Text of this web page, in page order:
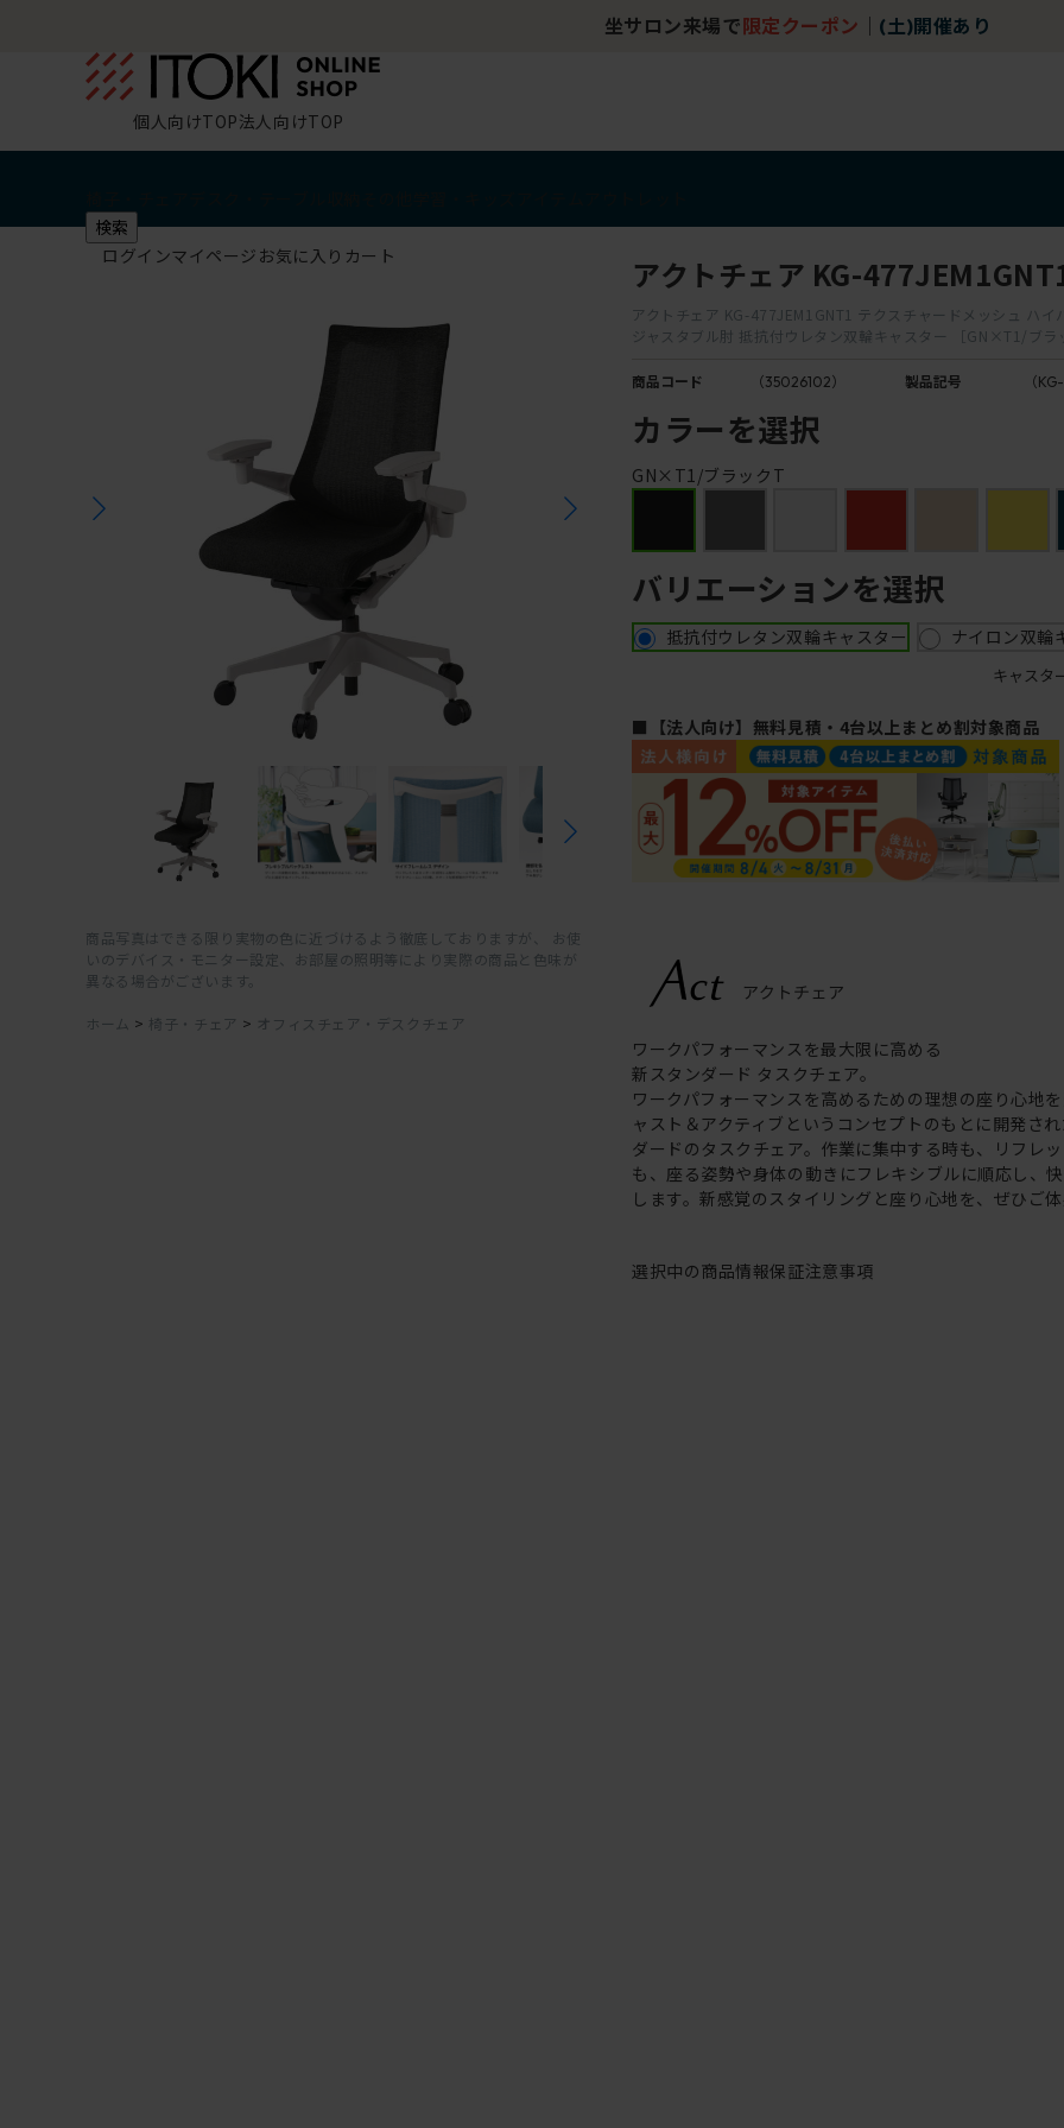
坐サロン来場で 限定クーポン (土)開催あり
個人向けTOP法人向けTOP
検索
ログインマイページ お気に入り カート
商品写真はできる限り実物の色に近づけるよう徹底しておりますが、 お使
いのデバイス・モニター設定、お部屋の照明等により実際の商品と色味が
異なる場合がございます。
ホーム > 椅子・チェア > オフィスチェア・デスクチェア
アクトチェア KG-
アクトチェア KG-477JEM1GNT1 テクスチャードメッシュ ハイ
ジャスタブル肘 抵抗付ウレタン双輪キャスター ［GN×T1/ブラ
商品コード （35026102） 製品記号 （
カラーを選択
GN×T1/ブラックT
バリエーションを選択
抵抗付ウレタン双輪キャスター ナイロン双輪
キャスタ
■【法人向け】無料見積・4台以上まとめ割対象商品
ワークパフォーマンスを最大限に高める
新スタンダード タスクチェア。
ワークパフォーマンスを高めるための理想の座り心地
ャスト＆アクティブというコンセプトのもとに開発さ
ダードのタスクチェア。作業に集中する時も、リフレ
も、座る姿勢や身体の動きにフレキシブルに順応し、
します。新感覚のスタイリングと座り心地を、ぜひご体
選択中の商品情報保証注意事項